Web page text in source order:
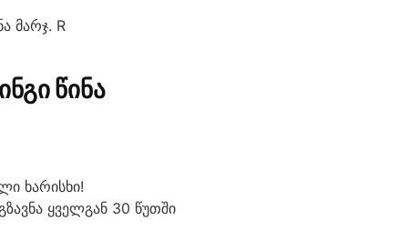
მარჯ. R
ᲬᲘᲜᲐ
ხარისხი!
ყველგან 30 წუთში